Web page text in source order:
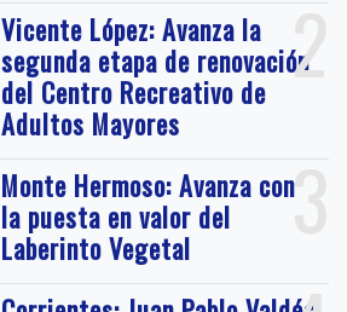
2
Vicente López: Avanza la
segunda etapa de renovación
del Centro Recreativo de
Adultos Mayores
3
Monte Hermoso: Avanza con
la puesta en valor del
Laberinto Vegetal